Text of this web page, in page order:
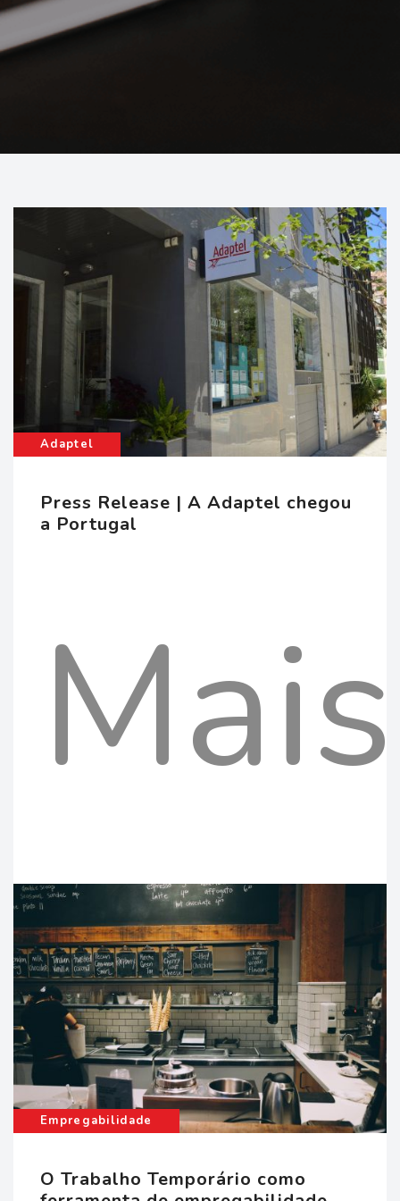
Adaptel
Press Release | A Adaptel chegou
a Portugal
Mais
um
Empregabilidade
O Trabalho Temporário como